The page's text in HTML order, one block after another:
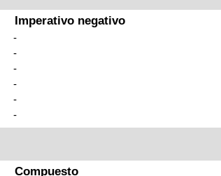
Imperativo negativo
-
-
-
-
-
-
Compuesto